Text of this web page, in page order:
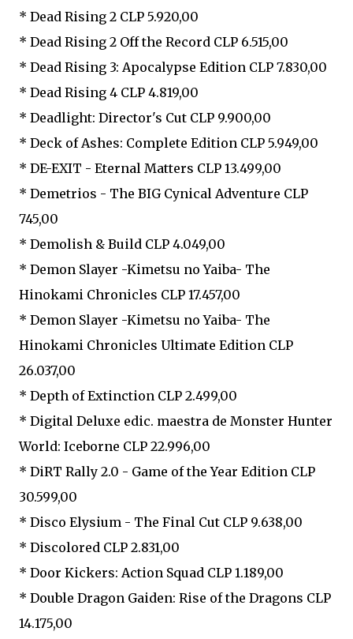
* Dead Rising 2 CLP 5.920,00
* Dead Rising 2 Off the Record CLP 6.515,00
* Dead Rising 3: Apocalypse Edition CLP 7.830,00
* Dead Rising 4 CLP 4.819,00
* Deadlight: Director's Cut CLP 9.900,00
* Deck of Ashes: Complete Edition CLP 5.949,00
* DE-EXIT - Eternal Matters CLP 13.499,00
* Demetrios - The BIG Cynical Adventure CLP
745,00
* Demolish & Build CLP 4.049,00
* Demon Slayer -Kimetsu no Yaiba- The
Hinokami Chronicles CLP 17.457,00
* Demon Slayer -Kimetsu no Yaiba- The
Hinokami Chronicles Ultimate Edition CLP
26.037,00
* Depth of Extinction CLP 2.499,00
* Digital Deluxe edic. maestra de Monster Hunter
World: Iceborne CLP 22.996,00
* DiRT Rally 2.0 - Game of the Year Edition CLP
30.599,00
* Disco Elysium - The Final Cut CLP 9.638,00
* Discolored CLP 2.831,00
* Door Kickers: Action Squad CLP 1.189,00
* Double Dragon Gaiden: Rise of the Dragons CLP
14.175,00